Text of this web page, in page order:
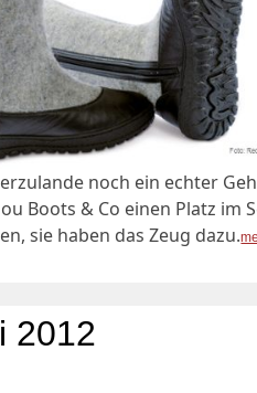
noch ein echter
Boots & Co einen Platz im
sie haben das Zeug dazu.
2012